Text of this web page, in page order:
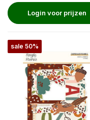
Login voor prijzen
sale 50%